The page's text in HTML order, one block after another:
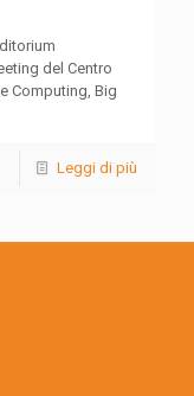
del Centro
Computing, Big
Leggi di più